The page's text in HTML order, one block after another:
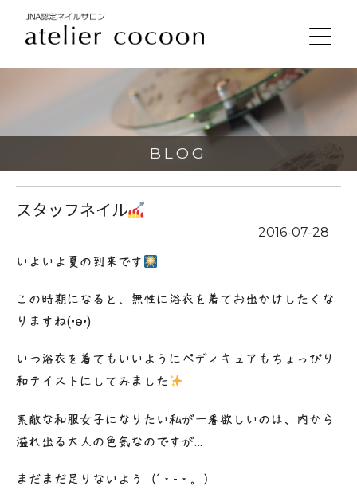
BLOG
スタッフネイル
2016-07-28
いよいよ夏の到来です
この時期になると、無性に浴衣を着てお出かけしたくな
りますね(•ө•)♡
いつ浴衣を着てもいいようにペディキュアもちょっぴり
和テイストにしてみました
素敵な和服女子になりたい私が一番欲しいのは、内から
溢れ出る大人の色気なのですが…
まだまだ足りないよう（´・-・。）